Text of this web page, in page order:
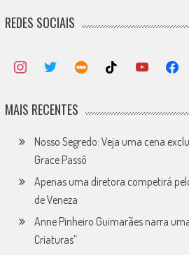
REDES SOCIAIS
MAIS RECENTES
Nosso Segredo: Veja uma cena
Grace Passô
Apenas uma diretora competirá
de Veneza
Anne Pinheiro Guimarães narra
Criaturas”